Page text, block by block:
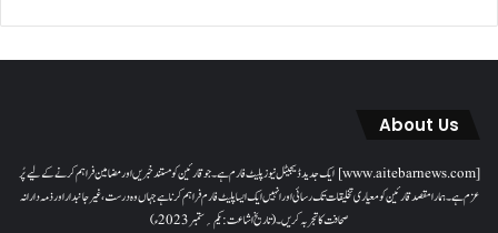
About Us
[www.aitebarnews.com] ایک جدید ڈیجیٹل نیوز پلیٹ فارم ہے۔ جو قارئین کو مستند خبریں اور مضامین فراہم کرنے کے لیے پُر
عزم ہے۔ ہمارا مقصدقارئین کو معیاری تخلیقات تک رسائی اور انہیں ایک ایسا پلیٹ فارم فراہم کرنا ہے جہاں وہ درست، غیر جانبدار اور ذمہ دارانہ
صحافت کا تجربہ کریں۔( تاریخ اشاعت : یکم؍ ستمبر 2023ء)